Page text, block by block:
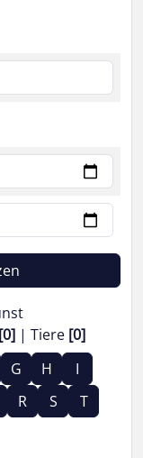
[0] Tiere [0]
G H
I
R S
T